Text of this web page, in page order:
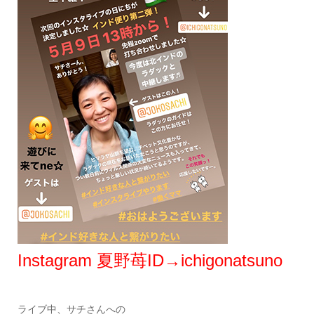
Instagram 夏野苺ID→ichigonatsuno
ライブ中、サチさんへの